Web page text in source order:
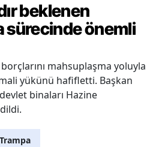
beklenen
sürecinde önemli
mahsuplaşma yoluyla
yükünü hafifletti. Başkan
binaları Hazine